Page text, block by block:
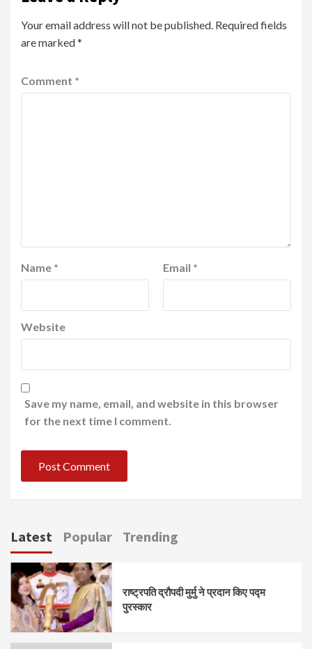
Your email address will not be published. Required fields
are marked*
Comment *
Name * Email *
Website
Save my name, email, and website in this browser
for the next time I comment.
Latest Popular Trending
राष्ट्रपति द्रौपदी मुर्मु ने प्रदान किए पद्म
पुरस्कार